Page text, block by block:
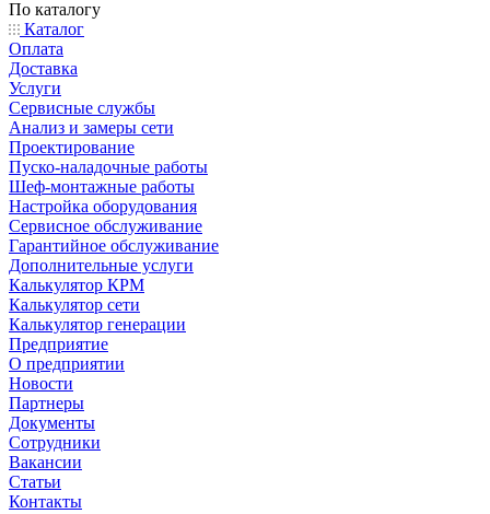
По каталогу
Каталог
Оплата
Доставка
Услуги
Сервисные службы
Анализ и замеры сети
Проектирование
Пуско-наладочные работы
Шеф-монтажные работы
Настройка оборудования
Сервисное обслуживание
Гарантийное обслуживание
Дополнительные услуги
Калькулятор КРМ
Калькулятор сети
Калькулятор генерации
Предприятие
О предприятии
Новости
Партнеры
Документы
Сотрудники
Вакансии
Статьи
Контакты